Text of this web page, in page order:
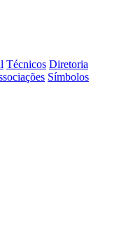
Técnicos Diretoria
Símbolos